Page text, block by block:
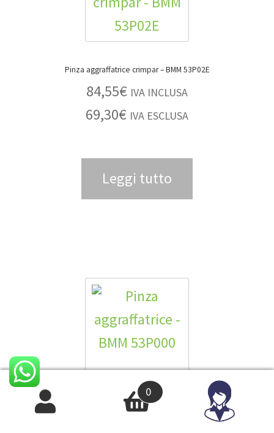
Pinza aggraffatrice crimpar – BMM 53P02E
84,55€ IVA INCLUSA
69,30€ IVA ESCLUSA
Leggi tutto
Pinza aggraffatrice – BMM 53P000
0